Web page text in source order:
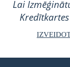
Lai